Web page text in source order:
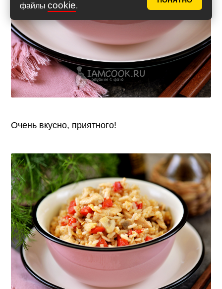
файлы cookie.
Очень вкусно, приятного!